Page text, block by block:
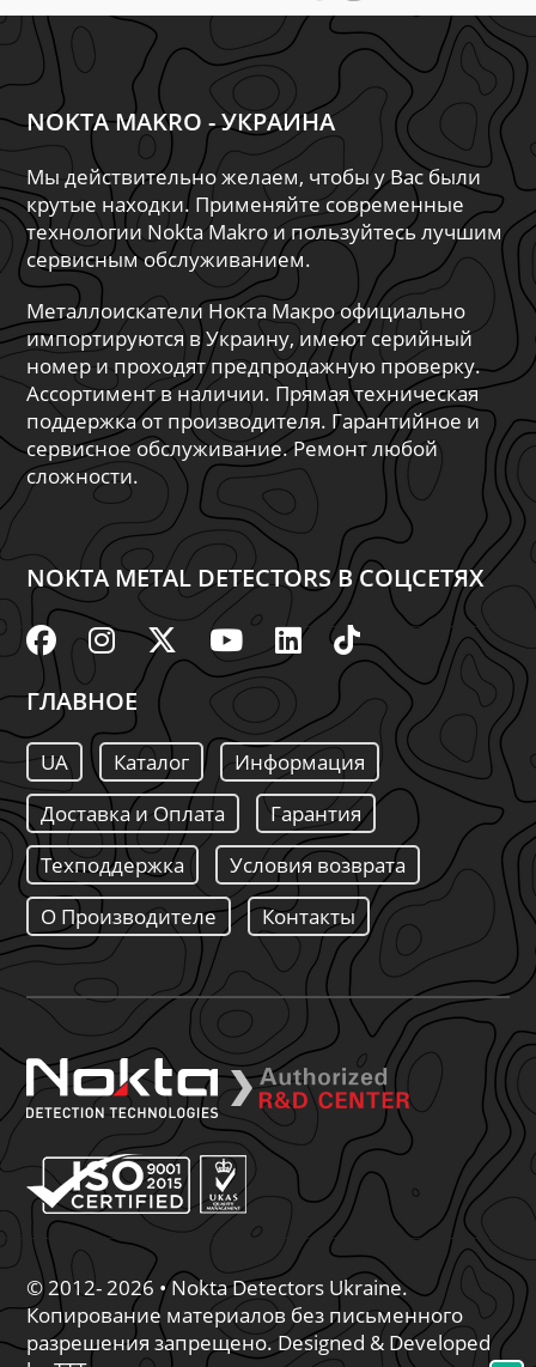
NOKTA MAKRO - УКРАИНА
Мы действительно желаем, чтобы у Вас были
крутые находки. Применяйте современные
технологии Nokta Makro и пользуйтесь лучшим
сервисным обслуживанием.
Металлоискатели Нокта Макро официально
импортируются в Украину, имеют серийный
номер и проходят предпродажную проверку.
Ассортимент в наличии. Прямая техническая
поддержка от производителя. Гарантийное и
сервисное обслуживание. Ремонт любой
сложности.
NOKTA METAL DETECTORS В СОЦСЕТЯХ
ГЛАВНОЕ
UA Каталог
Информация
Доставка и Оплата
Гарантия
Техподдержка
Условия возврата
О Производителе
Контакты
© 2012- 2026 • Nokta Detectors Ukraine.
Копирование материалов без письменного
разрешения запрещено. Designed & Developed